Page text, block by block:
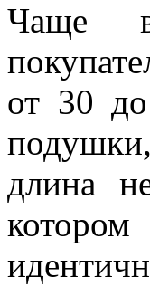
Чаще
от 30
длина